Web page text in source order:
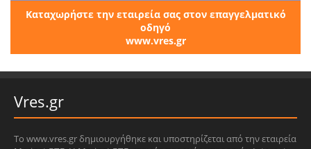
Καταχωρήστε την εταιρεία σας στον επαγγελματικό
οδηγό
www.vres.gr
Vres.gr
Το www.vres.gr δημιουργήθηκε και υποστηρίζεται από την εταιρεία